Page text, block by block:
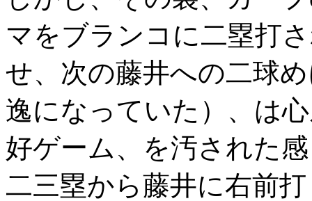
マをブランコに二塁打
せ、次の藤井への二球
逸になっていた）、は
好ゲーム、を汚された
二三塁から藤井に右前